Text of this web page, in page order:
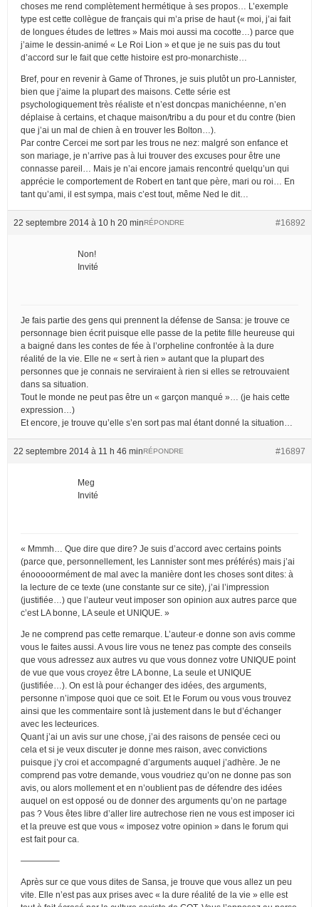
choses me rend complètement hermétique à ses propos… L’exemple
type est cette collègue de français qui m’a prise de haut (« moi, j’ai fait
de longues études de lettres » Mais moi aussi ma cocotte…) parce que
j’aime le dessin-animé « Le Roi Lion » et que je ne suis pas du tout
d’accord sur le fait que cette histoire est pro-monarchiste…
Bref, pour en revenir à Game of Thrones, je suis plutôt un pro-Lannister,
bien que j’aime la plupart des maisons. Cette série est
psychologiquement très réaliste et n’est doncpas manichéenne, n’en
déplaise à certains, et chaque maison/tribu a du pour et du contre (bien
que j’ai un mal de chien à en trouver les Bolton…).
Par contre Cercei me sort par les trous ne nez: malgré son enfance et
son mariage, je n’arrive pas à lui trouver des excuses pour être une
connasse pareil… Mais je n’ai encore jamais rencontré quelqu’un qui
apprécie le comportement de Robert en tant que père, mari ou roi… En
tant qu’ami, il est sympa, mais c’est tout, même Ned le dit…
22 septembre 2014 à 10 h 20 min #16892
RÉPONDRE
Non!
Invité
Je fais partie des gens qui prennent la défense de Sansa: je trouve ce
personnage bien écrit puisque elle passe de la petite fille heureuse qui
a baigné dans les contes de fée à l’orpheline confrontée à la dure
réalité de la vie. Elle ne « sert à rien » autant que la plupart des
personnes que je connais ne serviraient à rien si elles se retrouvaient
dans sa situation.
Tout le monde ne peut pas être un « garçon manqué »… (je hais cette
expression…)
Et encore, je trouve qu’elle s’en sort pas mal étant donné la situation…
22 septembre 2014 à 11 h 46 min #16897
RÉPONDRE
Meg
Invité
« Mmmh… Que dire que dire? Je suis d’accord avec certains points
(parce que, personnellement, les Lannister sont mes préférés) mais j’ai
énooooormément de mal avec la manière dont les choses sont dites: à
la lecture de ce texte (une constante sur ce site), j’ai l’impression
(justifiée…) que l’auteur veut imposer son opinion aux autres parce que
c’est LA bonne, LA seule et UNIQUE. »
Je ne comprend pas cette remarque. L’auteur·e donne son avis comme
vous le faites aussi. A vous lire vous ne tenez pas compte des conseils
que vous adressez aux autres vu que vous donnez votre UNIQUE point
de vue que vous croyez être LA bonne, La seule et UNIQUE
(justifiée…). On est là pour échanger des idées, des arguments,
personne n’impose quoi que ce soit. Et le Forum ou vous vous trouvez
ainsi que les commentaire sont là justement dans le but d’échanger
avec les lecteurices.
Quant j’ai un avis sur une chose, j’ai des raisons de pensée ceci ou
cela et si je veux discuter je donne mes raison, avec convictions
puisque j’y croi et accompagné d’arguments auquel j’adhère. Je ne
comprend pas votre demande, vous voudriez qu’on ne donne pas son
avis, ou alors mollement et en n’oublient pas de défendre des idées
auquel on est opposé ou de donner des arguments qu’on ne partage
pas ? Vous êtes libre d’aller lire autrechose rien ne vous est imposer ici
et la preuve est que vous « imposez votre opinion » dans le forum qui
est fait pour ca.
————–
Après sur ce que vous dites de Sansa, je trouve que vous allez un peu
vite. Elle n’est pas aux prises avec « la dure réalité de la vie » elle est